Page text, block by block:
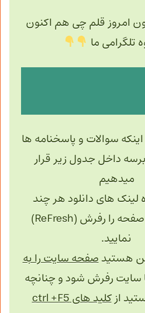
امروز قلم چی هم اکنون
تلگرامی ما
سوالات و پاسخنامه ها
داخل جدول زیر قرار
میدهیم
لینک های دانلود هر چند
دقیقه یک بار صفحه را رفرش (ReFresh)
نمایید.
هستیدصفحه سایت را به
سایت رفرش شود و چنانچه
ازکلید های ctrl +F5